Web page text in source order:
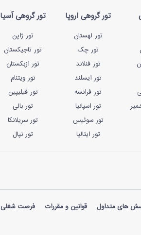
تور گروهی اروپا
تور لهستان
تور چک
تور فنلاند
تور ایسلند
تور فرانسه
تور اسپانیا
تور سوئیس
تور ایتالیا
تور گروهی آسیا
تور ژاپن
تور تاجیکستان
تور ازبکستان
تور ویتنام
تور فیلیپین
تور بالی
تور سریلانکا
تور نپال
های متداول قوانین و مقررات فرصت شغلی